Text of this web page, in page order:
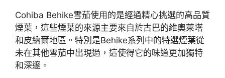
Cohiba Behike雪茄使用的是經過精心挑選的高品質
煙葉，這些煙葉的來源主要來自於古巴的維奧萊塔
和皮納爾地區。特別是Behike系列中的特選煙葉從
未在其他雪茄中出現過，這使得它的味道更加獨特
和深邃。